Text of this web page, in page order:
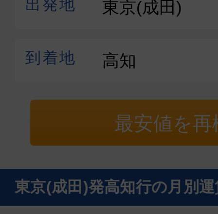
最安値を再
東京(成田)発高知行の月別